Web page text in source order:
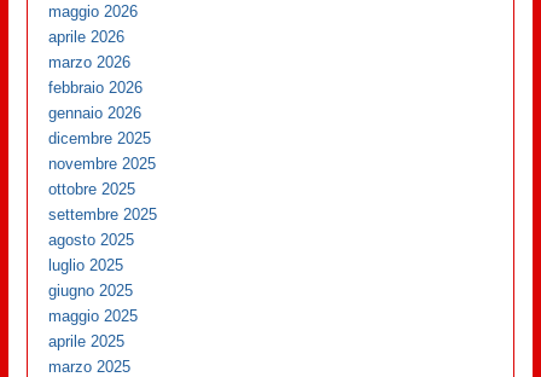
maggio 2026
aprile 2026
marzo 2026
febbraio 2026
gennaio 2026
dicembre 2025
novembre 2025
ottobre 2025
settembre 2025
agosto 2025
luglio 2025
giugno 2025
maggio 2025
aprile 2025
marzo 2025